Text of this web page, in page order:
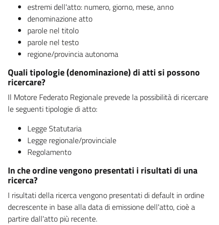
estremi dell'atto: numero, giorno, mese, anno
denominazione atto
parole nel titolo
parole nel testo
regione/provincia autonoma
Quali tipologie (denominazione) di atti si possono
ricercare?
Il Motore Federato Regionale prevede la possibilità di ricercare
le seguenti tipologie di atto:
Legge Statutaria
Legge regionale/provinciale
Regolamento
In che ordine vengono presentati i risultati di una
ricerca?
I risultati della ricerca vengono presentati di default in ordine
decrescente in base alla data di emissione dell'atto, cioè a
partire dall'atto più recente.